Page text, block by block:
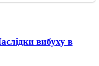
вибуху в